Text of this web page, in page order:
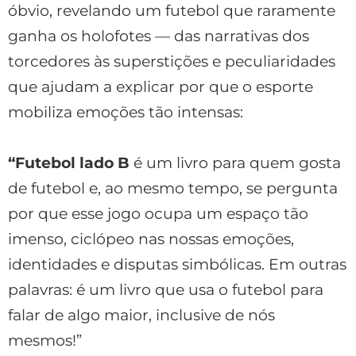
óbvio, revelando um futebol que raramente
ganha os holofotes — das narrativas dos
torcedores às superstições e peculiaridades
que ajudam a explicar por que o esporte
mobiliza emoções tão intensas:
“Futebol lado B é um livro para quem gosta
de futebol e, ao mesmo tempo, se pergunta
por que esse jogo ocupa um espaço tão
imenso, ciclópeo nas nossas emoções,
identidades e disputas simbólicas. Em outras
palavras: é um livro que usa o futebol para
falar de algo maior, inclusive de nós
mesmos!”